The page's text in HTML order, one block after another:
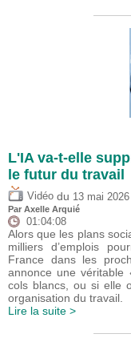
L'IA va-t-elle
le futur du travail
Vidéo du 13 mai 2026
Par Axelle Arquié
01:04:08
Alors que les plans
milliers d’emplois
France dans les
annonce une
cols blancs, ou si elle
organisation du travail.
Lire la suite >